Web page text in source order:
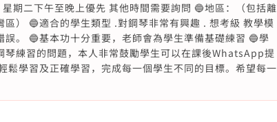
期二下午至晚上優先 其他時間需要詢問 🔵地區：（包括離
） 🔵適合的學生類型 .對鋼琴非常有興趣 . 想考級 教學模
。 🔵基本功十分重要，老師會為學生準備基礎練習 🔵學
琴練習的問題，本人非常鼓勵學生可以在課後WhatsApp提
鬆學習及正確學習，完成每一個學生不同的目標。希望每一